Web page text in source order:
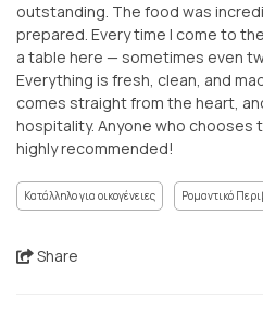
outstanding. The food was
prepared. Every time I come to
a table here — sometimes even
Everything is fresh, clean, and
comes straight from the heart,
hospitality. Anyone who chooses
highly recommended!
Κατάλληλο για οικογένειες Ρομαντικό
Share